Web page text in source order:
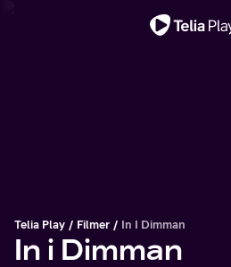
Telia Play Filmer In I Dimman
In i Dimman